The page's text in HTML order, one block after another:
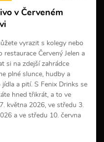
v Červeném
vyrazit s kolegy nebo
restaurace Červený Jelen a
si na zdejší zahrádce
plné slunce, hudby a
jídla a pití. S Fenix Drinks se
hned třikrát, a to ve
května 2026, ve středu 3.
a ve středu 10. června